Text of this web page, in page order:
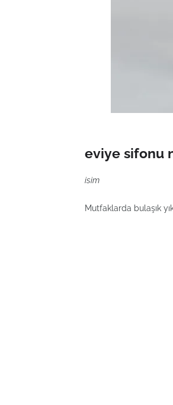
eviye sifonu
isim
Mutfaklarda bulaşık